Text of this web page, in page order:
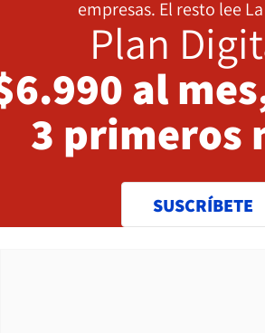
empresas. El resto lee
Plan
al
3 primeros
SUSCRÍBETE